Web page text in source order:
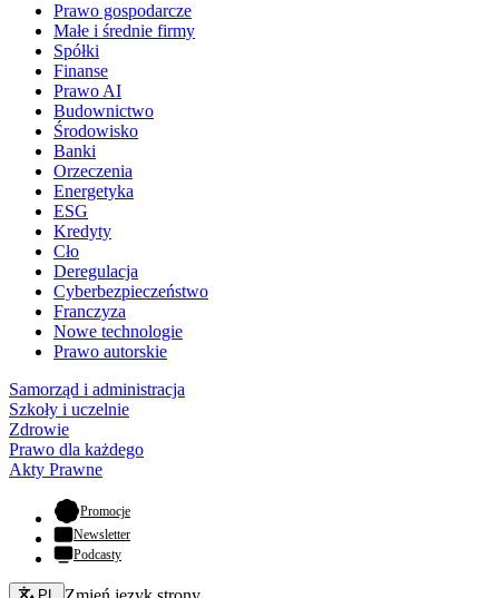
Prawo gospodarcze
Małe i średnie firmy
Spółki
Finanse
Prawo AI
Budownictwo
Środowisko
Banki
Orzeczenia
Energetyka
ESG
Kredyty
Cło
Deregulacja
Cyberbezpieczeństwo
Franczyza
Nowe technologie
Prawo autorskie
Samorząd i administracja
Szkoły i uczelnie
Zdrowie
Prawo dla każdego
Akty Prawne
Promocje- otwiera się w nowej karcie
Newsletter
Podcasty
Zmień język - bieżący: